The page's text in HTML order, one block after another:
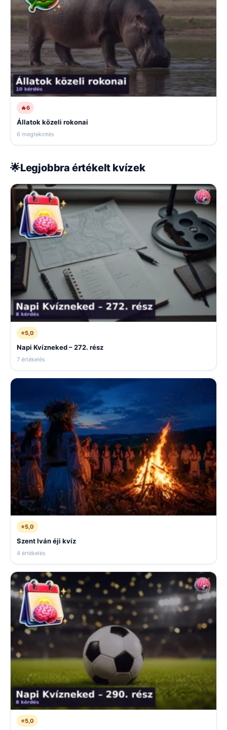
🔥6
Állatok közeli rokonai
6 megtekintés
🌟Legjobbra értékelt kvízek
⭐5,0
Napi Kvízneked – 272. rész
7 értékelés
⭐5,0
Szent Iván éji kvíz
4 értékelés
⭐5,0